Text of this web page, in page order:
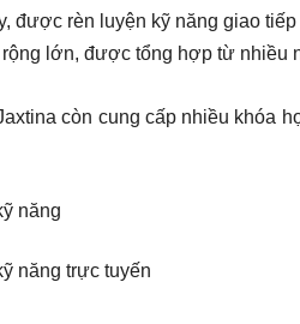
được rèn luyện kỹ năng giao
lớn, được tổng hợp từ nhiều
còn cung cấp nhiều khóa
năng
năng trực tuyến